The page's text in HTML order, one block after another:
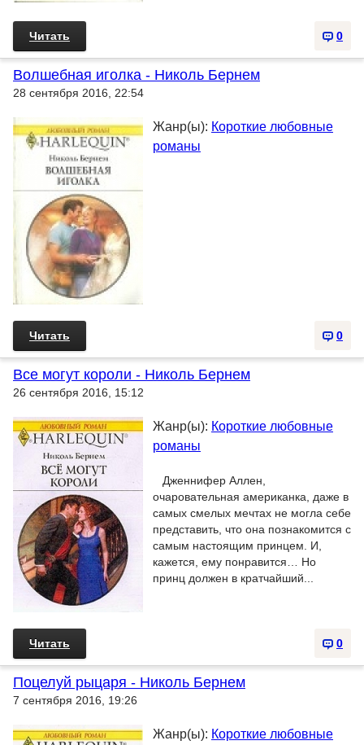
0
Читать
Волшебная иголка - Николь Бернем
28 сентября 2016, 22:54
Жанр(ы): Короткие любовные
романы
0
Читать
Все могут короли - Николь Бернем
26 сентября 2016, 15:12
Жанр(ы): Короткие любовные
романы
Дженнифер Аллен,
очаровательная американка, даже в
самых смелых мечтах не могла себе
представить, что она познакомится с
самым настоящим принцем. И,
кажется, ему понравится… Но
принц должен в кратчайший...
0
Читать
Поцелуй рыцаря - Николь Бернем
7 сентября 2016, 19:26
Жанр(ы): Короткие любовные